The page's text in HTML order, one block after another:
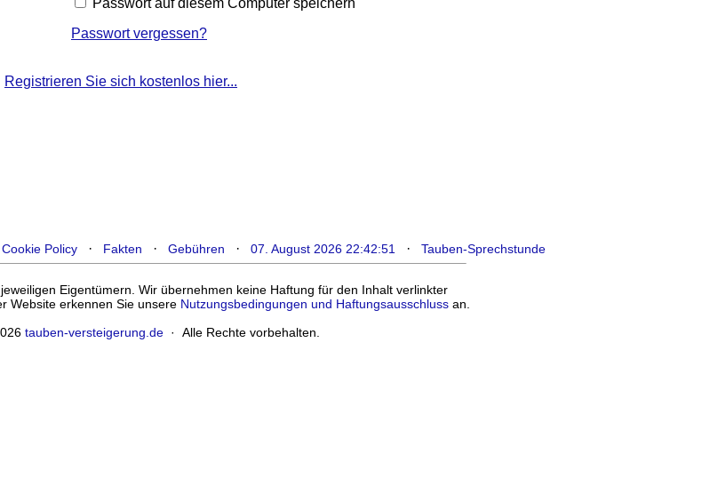
Passwort auf diesem Computer speichern
Passwort vergessen?
Registrieren Sie sich kostenlos hier...
Cookie Policy· Fakten · Gebühren · 07. August 2026 22:42:51 · Tauben-Sprechstunde
Eigentümern. Wir übernehmen keine Haftung für den Inhalt verlinkter
Website erkennen Sie unsere Nutzungsbedingungen und Haftungsausschlussan.
tauben-versteigerung.de· Alle Rechte vorbehalten.